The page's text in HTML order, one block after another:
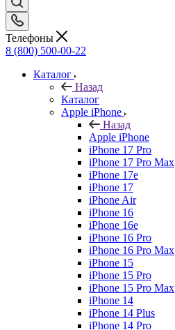
Телефоны
8 (800) 500-00-22
Каталог
Назад
Каталог
Apple iPhone
Назад
Apple iPhone
iPhone 17 Pro
iPhone 17 Pro Max
iPhone 17e
iPhone 17
iPhone Air
iPhone 16
iPhone 16e
iPhone 16 Pro
iPhone 16 Pro Max
iPhone 15
iPhone 15 Pro
iPhone 15 Pro Max
iPhone 14
iPhone 14 Plus
iPhone 14 Pro